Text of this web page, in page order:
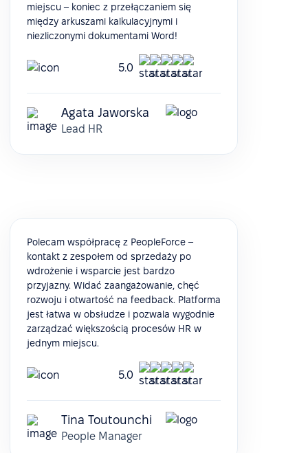
miejscu – koniec z przełączaniem się
między arkuszami kalkulacyjnymi i
niezliczonymi dokumentami Word!
5.0
Agata Jaworska
Lead HR
Polecam współpracę z PeopleForce –
kontakt z zespołem od sprzedaży po
wdrożenie i wsparcie jest bardzo
przyjazny. Widać zaangażowanie, chęć
rozwoju i otwartość na feedback. Platforma
jest łatwa w obsłudze i pozwala wygodnie
zarządzać większością procesów HR w
jednym miejscu.
5.0
Tina Toutounchi
People Manager